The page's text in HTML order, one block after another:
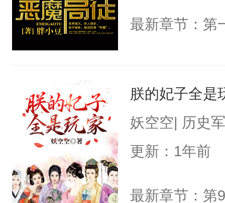
朕的妃子全是
妖空空| 历史
更新：1年前
最新章节：第